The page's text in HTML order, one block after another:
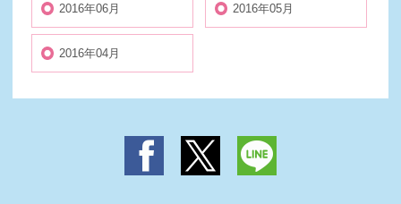
2016年06月 2016年05月
2016年04月